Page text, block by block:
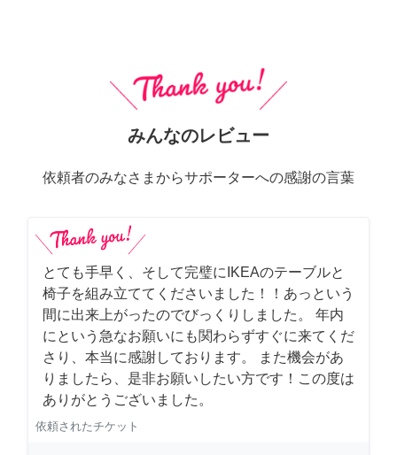
みんなのレビュー
依頼者のみなさまからサポーターへの感謝の言葉
とても手早く、そして完璧にIKEAのテーブルと
椅子を組み立ててくださいました！！あっという
間に出来上がったのでびっくりしました。 年内
にという急なお願いにも関わらずすぐに来てくだ
さり、本当に感謝しております。 また機会があ
りましたら、是非お願いしたい方です！この度は
ありがとうございました。
依頼されたチケット